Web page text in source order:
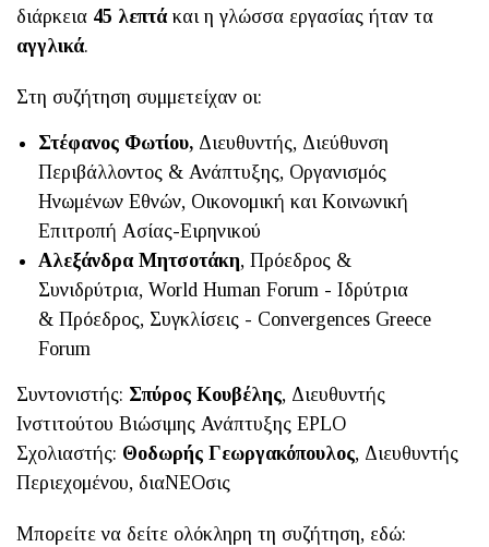
διάρκεια 45 λεπτάκαι η γλώσσα εργασίας ήταν τα
αγγλικά.
Στη συζήτηση συμμετείχαν οι:
Στέφανος Φωτίου, Διευθυντής, Διεύθυνση
Περιβάλλοντος & Ανάπτυξης, Οργανισμός
Ηνωμένων Εθνών, Οικονομική και Κοινωνική
Επιτροπή Ασίας-Ειρηνικού
Αλεξάνδρα Μητσοτάκη, Πρόεδρος &
Συνιδρύτρια, World Human Forum - Ιδρύτρια
& Πρόεδρος, Συγκλίσεις - Convergences Greece
Forum
Συντονιστής: Σπύρος Κουβέλης, Διευθυντής
Ινστιτούτου Βιώσιμης Ανάπτυξης EPLO
Σχολιαστής: Θοδωρής Γεωργακόπουλος, Διευθυντής
Περιεχομένου, διαΝΕΟσις
Μπορείτε να δείτε ολόκληρη τη συζήτηση, εδώ: